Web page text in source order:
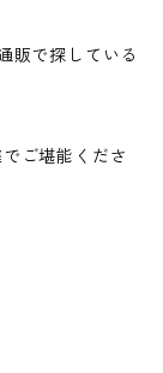
販で探している
ご堪能くださ